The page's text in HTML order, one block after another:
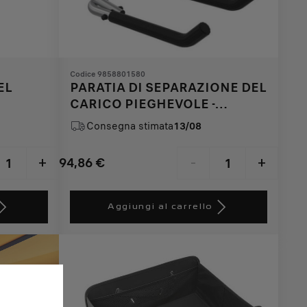
+
Codice 9858801580
PARATIA DI SEPARAZIONE DEL
CARICO PIEGHEVOLE -
ALLUMINIO
Consegna stimata13/08
94,86€
Price
94,86
- +
Quantity
to:
Aggiungi al carrello